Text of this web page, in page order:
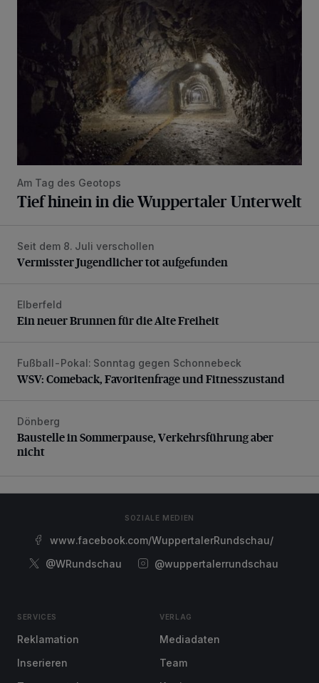
Am Tag des Geotops
Tief hinein in die Wuppertaler Unterwelt
Vermisster Jugendlicher tot aufgefunden
Seit dem 8. Juli verschollen
Vermisster Jugendlicher tot aufgefunden
Ein neuer Brunnen für die Alte Freiheit
Elberfeld
Ein neuer Brunnen für die Alte Freiheit
WSV: Comeback, Favoritenfrage und Fitnesszustand
Fußball-Pokal: Sonntag gegen Schonnebeck
WSV: Comeback, Favoritenfrage und Fitnesszustand
Baustelle in Sommerpause, Verkehrsführung aber nicht
Dönberg
Baustelle in Sommerpause, Verkehrsführung aber
nicht
SOZIALE MEDIEN
www.facebook.com/WuppertalerRundschau/
@WRundschau
@wuppertalerrundschau
SERVICES
Reklamation
Inserieren
VERLAG
Mediadaten
Team